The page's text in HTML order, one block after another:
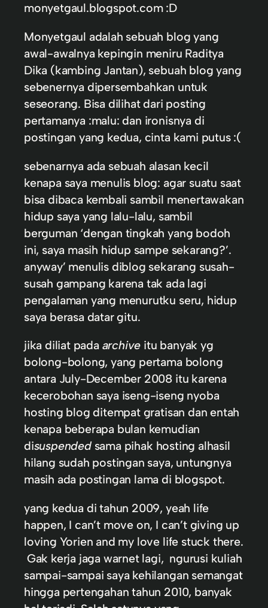
monyetgaul.blogspot.com :D
Monyetgaul adalah sebuah blog yang
awal-awalnya kepingin meniru Raditya
Dika (kambing Jantan), sebuah blog yang
sebenernya dipersembahkan untuk
seseorang. Bisa dilihat dari posting
pertamanya :malu: dan ironisnya di
postingan yang kedua, cinta kami putus :(
sebenarnya ada sebuah alasan kecil
kenapa saya menulis blog: agar suatu saat
bisa dibaca kembali sambil menertawakan
hidup saya yang lalu-lalu, sambil
berguman ‘dengan tingkah yang bodoh
ini, saya masih hidup sampe sekarang?’.
anyway’ menulis diblog sekarang susah-
susah gampang karena tak ada lagi
pengalaman yang menurutku seru, hidup
saya berasa datar gitu.
jika diliat pada archive itu banyak yg
bolong-bolong, yang pertama bolong
antara July-December 2008 itu karena
kecerobohan saya iseng-iseng nyoba
hosting blog ditempat gratisan dan entah
kenapa beberapa bulan kemudian
disuspendedsama pihak hosting alhasil
hilang sudah postingan saya, untungnya
masih ada postingan lama di blogspot.
yang kedua di tahun 2009, yeah life
happen, I can’t move on, I can’t giving up
loving Yorien and my love life stuck there.
Gak kerja jaga warnet lagi, ngurusi kuliah
sampai-sampai saya kehilangan semangat
hingga pertengahan tahun 2010, banyak